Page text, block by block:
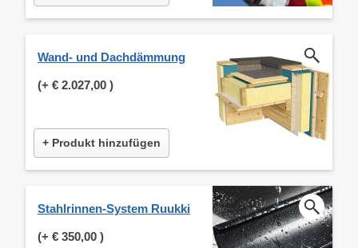
Wand- und Dachdämmung
(+ € 2.027,00 )
+ Produkt hinzufügen
Stahlrinnen-System Ruukki
(+ € 350,00 )